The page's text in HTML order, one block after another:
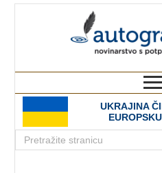
UKRAJINA